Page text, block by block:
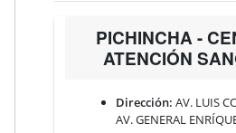
PICHINCHA -
ATENCIÓN
Dirección: AV. LUIS
AV. GENERAL